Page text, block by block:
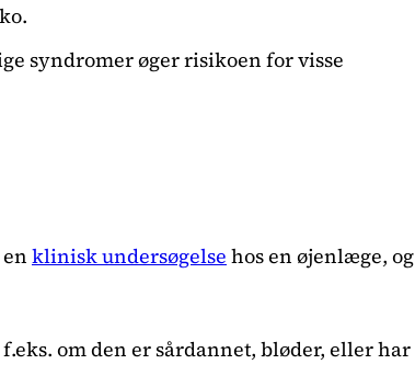
syndromer øger risikoen for visse
klinisk undersøgelse hos en øjenlæge, og
om den er sårdannet, bløder, eller har